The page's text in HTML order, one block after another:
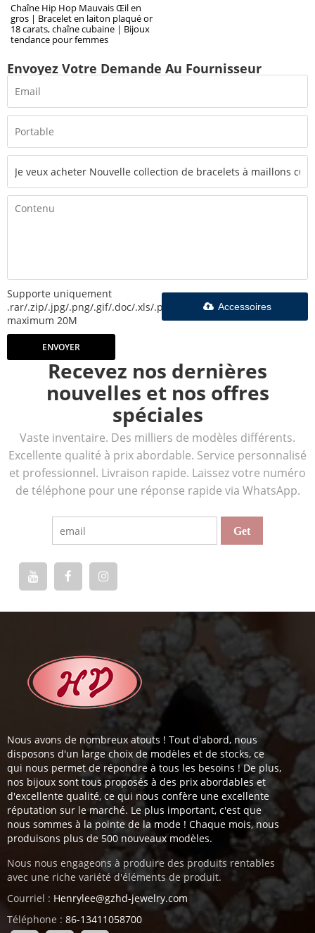
Chaîne Hip Hop Mauvais Œil en
gros | Bracelet en laiton plaqué or
18 carats, chaîne cubaine | Bijoux
tendance pour femmes
Envoyez Votre Demande Au Fournisseur
Supporte uniquement
.rar/.zip/.jpg/.png/.gif/.doc/.xls/.pdf,
maximum 20M
Accessoires
ENVOYER
Recevez nos dernières
nouvelles et nos offres
spéciales
Vaste inventaire. Des milliers de modèles différents.
Excellente qualité à prix abordable. Service personnalisé
et professionnel. Livraison rapide. Laissez votre numéro
de téléphone pour une réponse rapide via WhatsApp.
Nous avons de nombreux atouts ! Tout d'abord, nous
disposons d'un large choix de modèles et de stocks, ce
qui nous permet de répondre à tous les besoins ! De plus,
nos bijoux sont tous proposés à des prix abordables et
d'excellente qualité, ce qui nous confère une excellente
réputation sur le marché. Le plus important, c'est que
nous sommes à la pointe de la mode ! Chaque mois, nous
produisons plus de 500 nouveaux modèles.
Nous nous engageons à produire des produits rentables
avec une riche variété d'éléments de produit.
Courriel : Henrylee@gzhd-jewelry.com
Téléphone : 86-13411058700